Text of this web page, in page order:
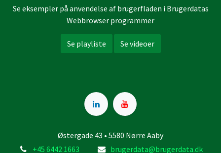
Se eksempler på anvendelse af brugerfladen i Brugerdatas
Webbrowser programmer
Se playliste Se videoer
Østergade 43 • 5580 Nørre Aaby
+45 6442 1663
brugerdata@brugerdata.dk